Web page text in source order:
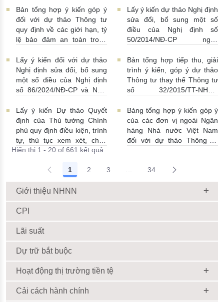
Phòng, chống rửa tiền và
Luật Các tổ chức tín dụng
08/07/2026 | 11:21:00
58/2021/NĐ-CP
07/07/2026
| 15:01:00
Bản tổng hợp ý kiến góp ý
đối với dự thảo Thông tư
quy định về các giới hạn, tỷ
lệ bảo đảm an toàn trong
thương mại, chi nhánh ngân
hàng nước ngoài
25/06/2026 | 16:00:00
Lấy ý kiến dự thảo Nghị định
sửa đổi, bổ sung một số
điều của Nghị định số
50/2014/NĐ-CP ngày
ngoại hối nhà nước
23/06/2026 | 08:00:00
Lấy ý kiến đối với dự thảo
Nghị định sửa đổi, bổ sung
một số điều của Nghị định
số 86/2024/NĐ-CP và Nghị
22/06/2026 | 09:13:00
Bản tổng hợp tiếp thu, giải
trình ý kiến, góp ý dự thảo
Thông tư thay thế Thông tư
số 32/2015/TT-NHNN
Lấy ý kiến Dự thảo Quyết
định của Thủ tướng Chính
phủ quy định điều kiện, trình
tự, thủ tục xem xét, chấp
thuận cho Tổ chức kinh tế
lãnh cho người không cư trú
18/06/2026 | 15:57:00
Bảng tổng hợp ý kiến góp ý
của các đơn vị ngoài Ngân
hàng Nhà nước Việt Nam
đối với dự thảo Thông tư
định về chế độ báo cáo định
kỳ NHNN Việt Nam
Hiển thị 1 - 20 of 661 kết quả.
1 2 3 Trang trung gian Use TAB
34
Giới thiệu NHNN
CPI
Lãi suất
Dự trữ bắt buộc
Hoạt động thị trường tiền tệ
Cải cách hành chính